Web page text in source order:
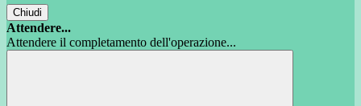
Chiudi
Attendere...
Attendere il completamento dell'operazione...